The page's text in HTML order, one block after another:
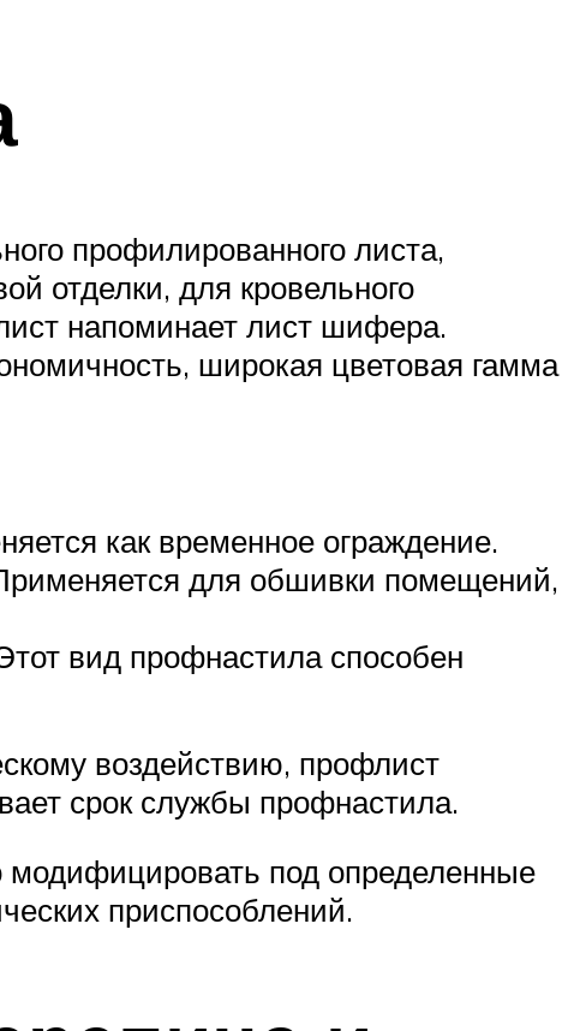
профилированного листа,
отделки, для кровельного
напоминает лист шифера.
широкая цветовая гамма
как временное ограждение.
для обшивки помещений,
вид профнастила способен
воздействию, профлист
срок службы профнастила.
модифицировать под определенные
приспособлений.